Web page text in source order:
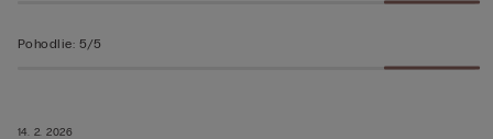
14. 2. 2026
Pohodlie: 5/5